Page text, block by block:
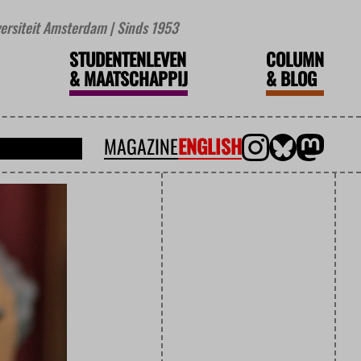
Amsterdam | Sinds 1953
STUDENTENLEVEN
&MAATSCHAPPIJ
COLUMN
&BLOG
MAGAZINEENGLISH